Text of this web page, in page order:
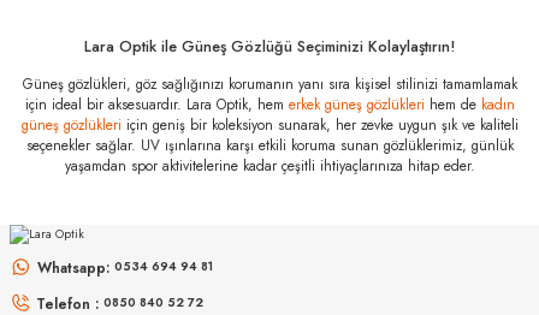
:
Silhouette
Stok Kodu
: 1590/75 4140 54
SILHOUETTE
1604/75 5214 52
0
SILHOUETTE
1609/75 5020 54
SILHOUETTE
1603/75 3530 53
Lara Optik ile Güneş Gözlüğü Seçiminizi Kolaylaştırın!
Güneş gözlükleri, göz sağlığınızı korumanın yanı sıra kişisel stilinizi tamamlamak
için ideal bir aksesuardır. Lara Optik, hem erkek güneş gözlükleri hem de kadın
güneş gözlükleri için geniş bir koleksiyon sunarak, her zevke uygun şık ve kaliteli
seçenekler sağlar. UV ışınlarına karşı etkili koruma sunan gözlüklerimiz, günlük
yaşamdan spor aktivitelerine kadar çeşitli ihtiyaçlarınıza hitap eder.
Whatsapp: 0534 694 94 81
Telefon : 0850 840 52 72